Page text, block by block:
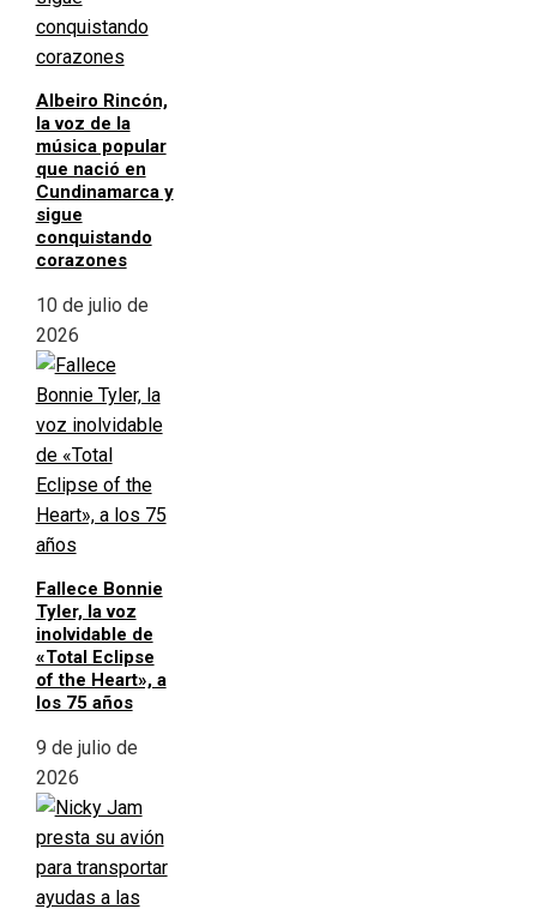
Albeiro Rincón,
la voz de la
música popular
que nació en
Cundinamarca y
sigue
conquistando
corazones
10 de julio de
2026
Fallece Bonnie
Tyler, la voz
inolvidable de
«Total Eclipse
of the Heart», a
los 75 años
9 de julio de
2026